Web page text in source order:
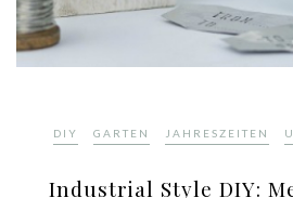
DIY GARTEN JAHRESZEITEN
Industrial Style DIY: